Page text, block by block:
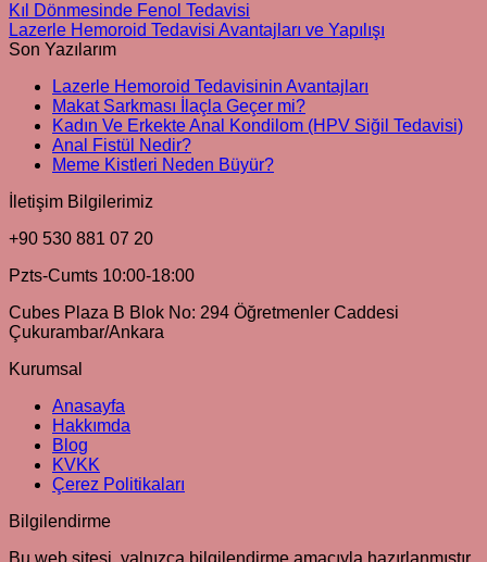
Kıl Dönmesinde Fenol Tedavisi
Lazerle Hemoroid Tedavisi Avantajları ve Yapılışı
Son Yazılarım
Lazerle Hemoroid Tedavisinin Avantajları
Lazerle
Makat Sarkması İlaçla Geçer mi?Yorum
yok
Kadın Ve Erkekte Anal Kondilom (HPV Siğil Tedavisi)
Anal Fistül Nedir?Yorum
yok
Meme Kistleri Neden Büyür?Yorum
İletişim Bilgilerimiz
+90 530 881 07 20
Pzts-Cumts 10:00-18:00
Cubes Plaza B Blok No: 294 Öğretmenler Caddesi
Çukurambar/Ankara
Kurumsal
Anasayfa
Hakkımda
Blog
KVKK
Çerez Politikaları
Bilgilendirme